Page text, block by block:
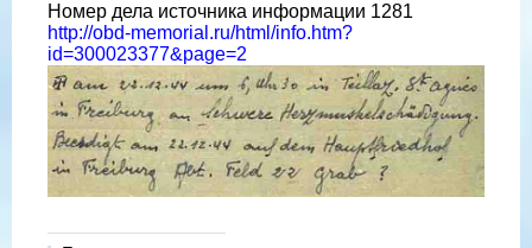
Номер дела источника информации 1281
http://obd-memorial.ru/html/info.htm?
id=300023377&page=2